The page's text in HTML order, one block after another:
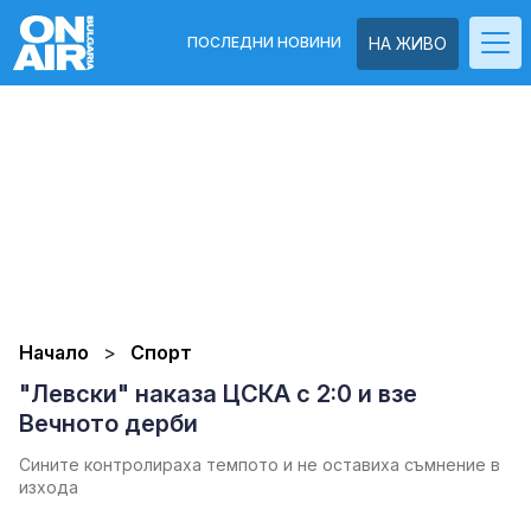
НА ЖИВО
ПОСЛЕДНИ НОВИНИ
Начало Спорт
"Левски" наказа ЦСКА с 2:0 и взе
Вечното дерби
Сините контролираха темпото и не оставиха съмнение в
изхода